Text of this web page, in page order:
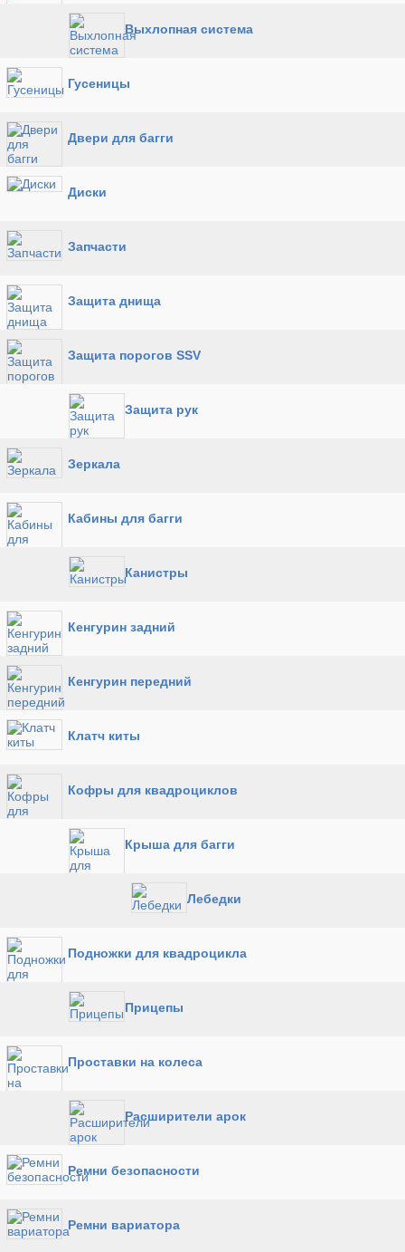
Выхлопная система
Гусеницы
Двери для багги
Диски
Запчасти
Защита днища
Защита порогов SSV
Защита рук
Зеркала
Кабины для багги
Канистры
Кенгурин задний
Кенгурин передний
Клатч киты
Кофры для квадроциклов
Крыша для багги
Лебедки
Подножки для квадроцикла
Прицепы
Проставки на колеса
Расширители арок
Ремни безопасности
Ремни вариатора